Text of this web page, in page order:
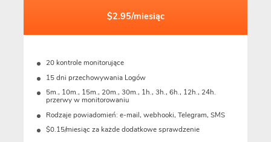
$2.95/miesiąc
20 kontrole monitorujące
15 dni przechowywania Logów
5m., 10m., 15m., 20m., 30m., 1h., 3h., 6h., 12h., 24h.
przerwy w monitorowaniu
Rodzaje powiadomień: e-mail, webhooki, Telegram, SMS
$0.15/miesiąc za każde dodatkowe sprawdzenie